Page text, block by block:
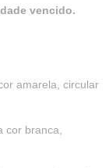
vencido.
amarela, circular
cor branca,